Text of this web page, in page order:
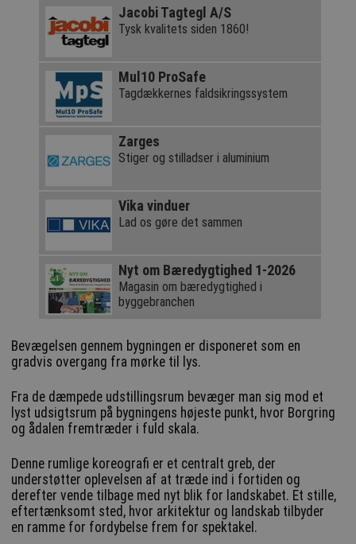
Jacobi Tagtegl A/S
Tysk kvalitets siden 1860!
Mul10 ProSafe
Tagdækkernes faldsikringssystem
Zarges
Stiger og stilladser i aluminium
Vika vinduer
Lad os gøre det sammen
Nyt om Bæredygtighed 1-2026
Magasin om bæredygtighed i
byggebranchen
Bevægelsen gennem bygningen er disponeret som en
gradvis overgang fra mørke til lys.
Fra de dæmpede udstillingsrum bevæger man sig mod et
lyst udsigtsrum på bygningens højeste punkt, hvor Borgring
og ådalen fremtræder i fuld skala.
Denne rumlige koreografi er et centralt greb, der
understøtter oplevelsen af at træde ind i fortiden og
derefter vende tilbage med nyt blik for landskabet. Et stille,
eftertænksomt sted, hvor arkitektur og landskab tilbyder
en ramme for fordybelse frem for spektakel.